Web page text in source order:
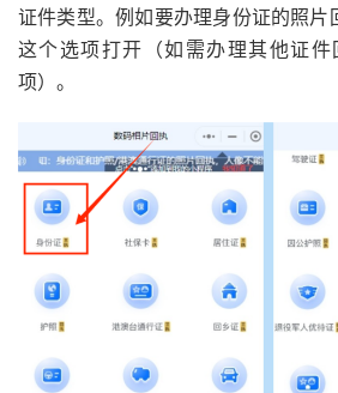
证件类型。例如要办理身份证的照片
这个选项打开（如需办理其他证
项）。